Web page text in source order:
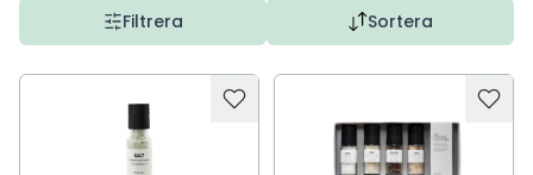
Filtrera Sortera